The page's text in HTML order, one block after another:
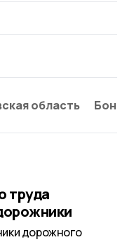
область
труда
дорожного